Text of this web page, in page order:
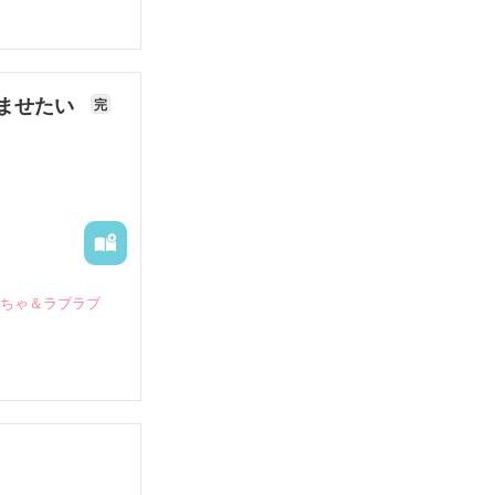
せたい 完
ゃ＆ラブラブ
閥御曹司に
影恭司その